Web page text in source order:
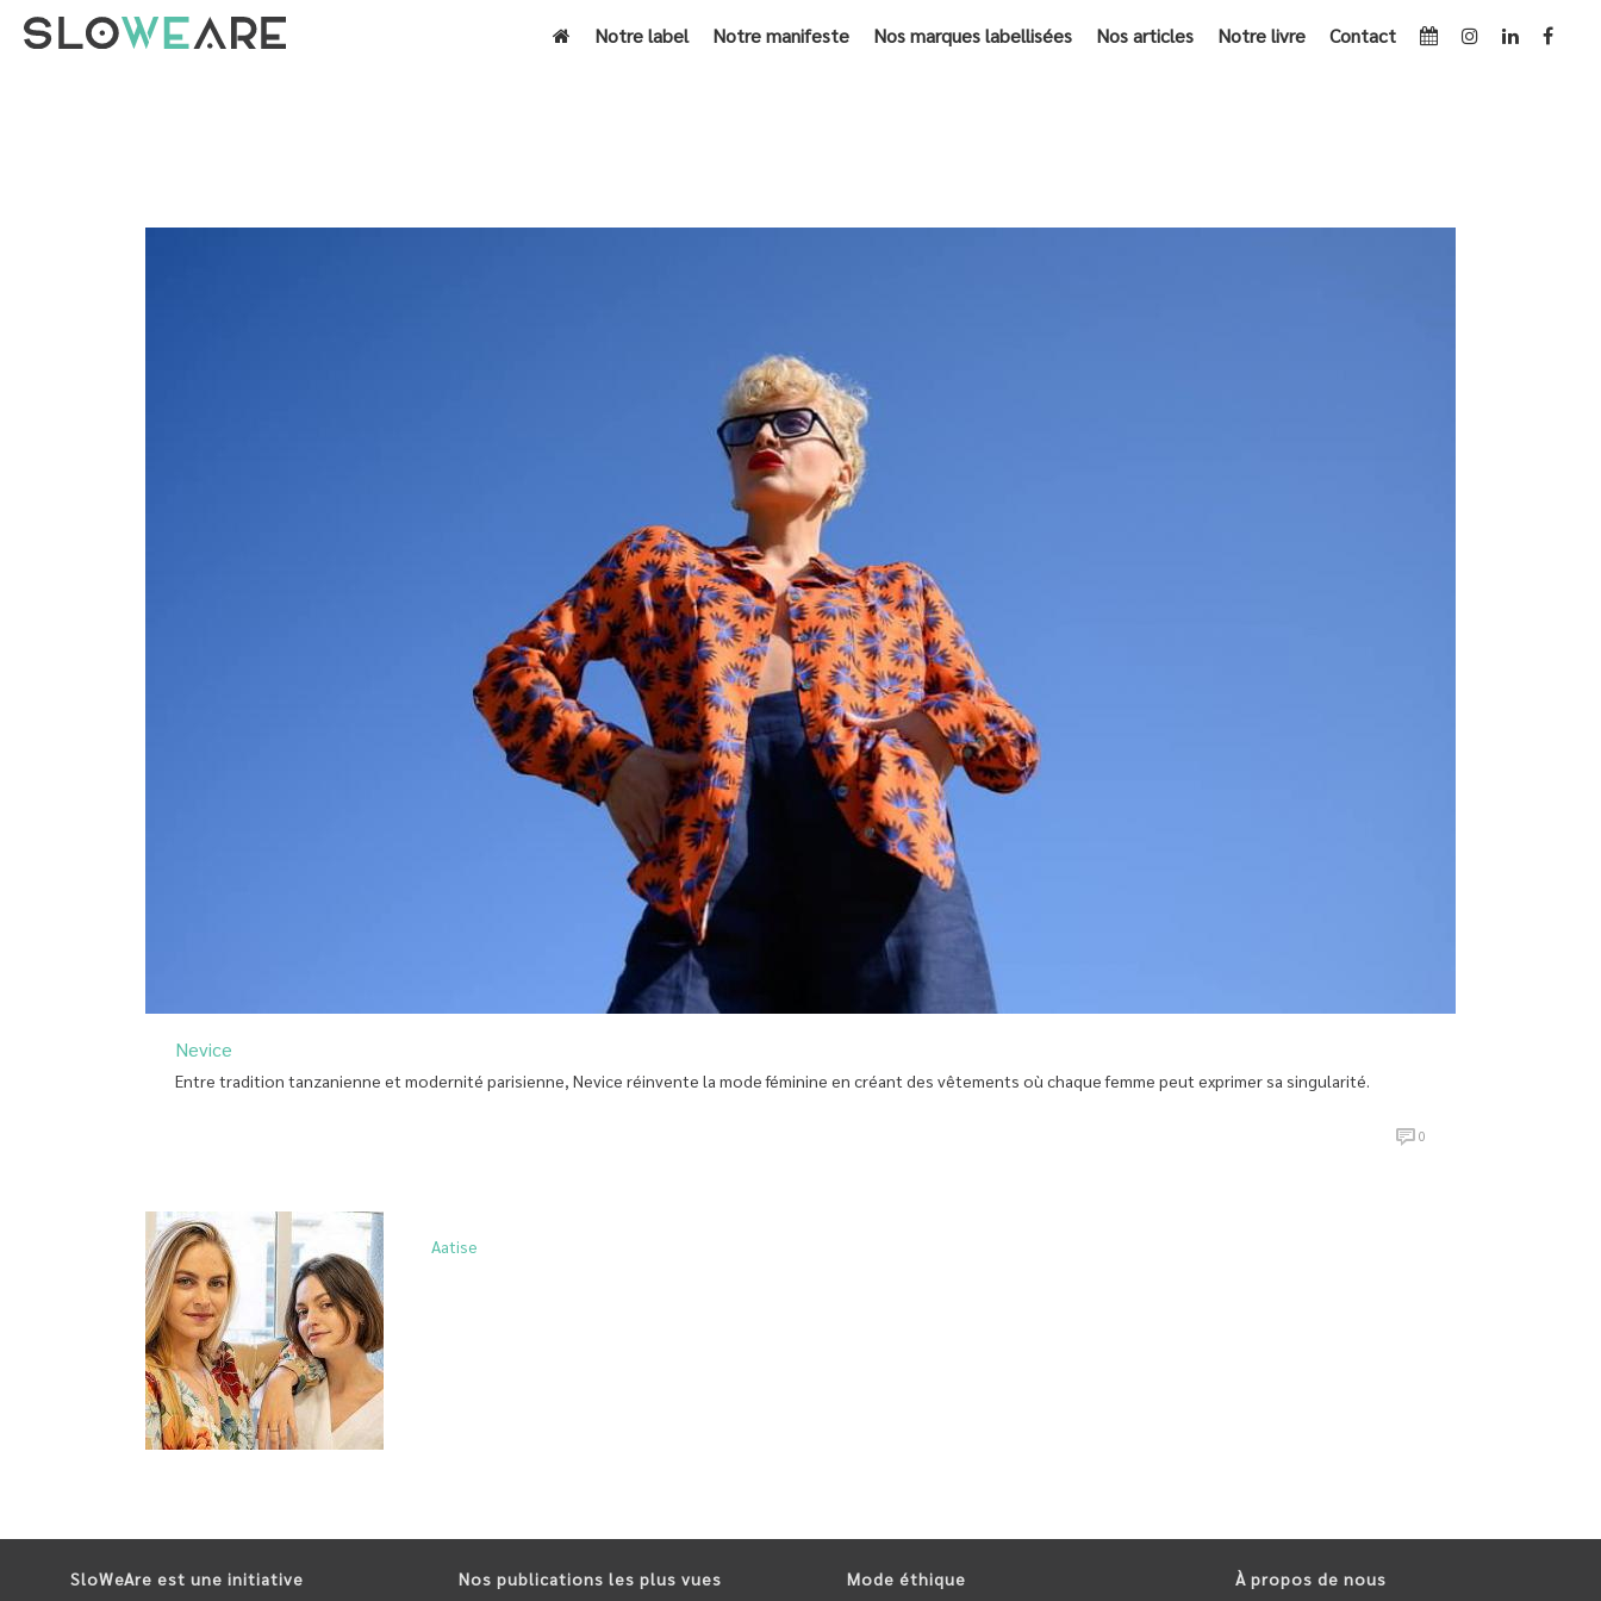
Notre label Notre manifeste Nos marques labellisées Nos articles Notre livre Contact
Nevice
Entre tradition tanzanienne et modernité parisienne, Nevice réinvente la mode féminine en créant des vêtements où chaque femme peut exprimer sa singularité.
0
Aatise
SloWeAre est une initiative
Nos publications les plus vues Mode éthique À propos de nous